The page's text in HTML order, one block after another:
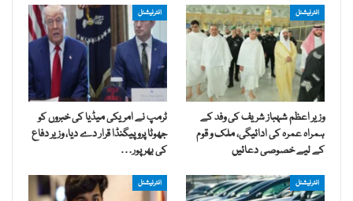
انٹرنیشنل
وزیر اعظم شہباز شریف کی وفد کے
ہمراہ عمرہ کی ادائیگی، ملک و قوم
کے لیے خصوصی دعائیں
انٹرنیشنل
ٹرمپ نے امریکی میڈیا کی خبروں کو
جھوٹا پروپیگنڈا قرار دے دیا، وزیر دفاع
کی بھرپور…
انٹرنیشنل انٹرنیشنل